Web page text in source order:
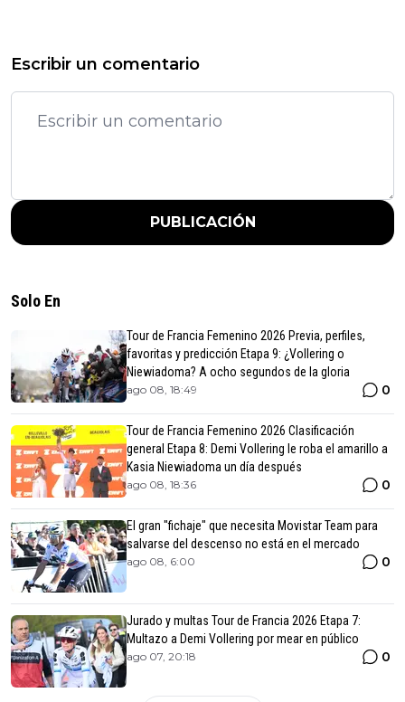
Escribir un comentario
PUBLICACIÓN
Solo En
Tour de Francia Femenino 2026 Previa, perfiles,
favoritas y predicción Etapa 9: ¿Vollering o
Niewiadoma? A ocho segundos de la gloria
ago 08, 18:49 0
Tour de Francia Femenino 2026 Clasificación
general Etapa 8: Demi Vollering le roba el amarillo a
Kasia Niewiadoma un día después
ago 08, 18:36 0
El gran "fichaje" que necesita Movistar Team para
salvarse del descenso no está en el mercado
ago 08, 6:00 0
Jurado y multas Tour de Francia 2026 Etapa 7:
Multazo a Demi Vollering por mear en público
ago 07, 20:18 0